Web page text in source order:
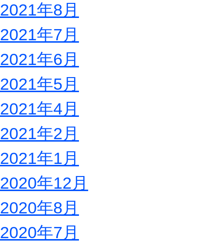
2021年8月
2021年7月
2021年6月
2021年5月
2021年4月
2021年2月
2021年1月
2020年12月
2020年8月
2020年7月